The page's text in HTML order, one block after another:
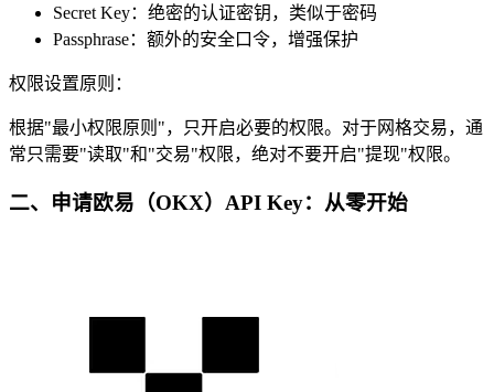
Secret Key：绝密的认证密钥，类似于密码
Passphrase：额外的安全口令，增强保护
权限设置原则：
根据"最小权限原则"，只开启必要的权限。对于网格交易，通
常只需要"读取"和"交易"权限，绝对不要开启"提现"权限。
二、申请欧易（OKX）API Key：从零开始